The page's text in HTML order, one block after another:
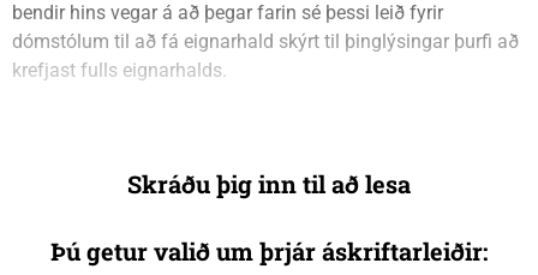
bendir hins vegar á að þegar farin sé þessi leið fyrir
dómstólum til að fá eignarhald skýrt til þinglýsingar þurfi að
krefjast fulls eignarhalds.
Skráðu þig inn til að lesa
Þú getur valið um þrjár áskriftarleiðir: